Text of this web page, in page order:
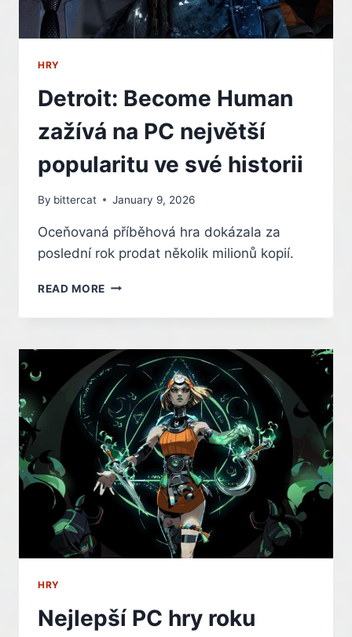
HRY
Detroit: Become Human
zažívá na PC největší
popularitu ve své historii
By bittercat January 9, 2026
Oceňovaná příběhová hra dokázala za
poslední rok prodat několik milionů kopií.
READ MORE DETROIT:
HUMAN
NA
PC
NEJVĚTŠÍ
POPULARITU
VE
SVÉ
HISTORII
HRY
Nejlepší PC hry roku